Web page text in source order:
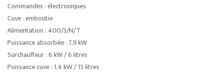
Commandes : électroniques
Cuve : emboutie
Alimentation : 400/3/N/T
Puissance absorbée : 7,9 kW
Surchauffeur : 6 kW / 6 litres
Puissance cuve : 1,4 kW / 15 litres